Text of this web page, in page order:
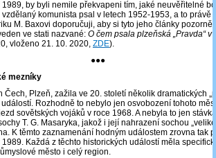
1989, by byli nemile překvapeni tím, jaké neuvěřitelné
komunista psal v letech 1952-1953, a to právě
M. Baxovi doporučuji, aby si tyto jeho články pozorně
ve stati nazvané: O čem psala plzeňská „Pravda“ v
vloženo 21. 10. 2020, ZDE).
●●●
mezníky
Čech, Plzeň, zažila ve 20. století několik dramatických
Rozhodně to nebylo jen osvobození tohoto
sovětských vojáků v roce 1968. A nebyla to jen
T. G. Masaryka, jakož i její nahrazení sochou
K těmto zaznamenání hodným událostem zrovna tak
1989. Každá z těchto historických událostí měla
město i celý region.